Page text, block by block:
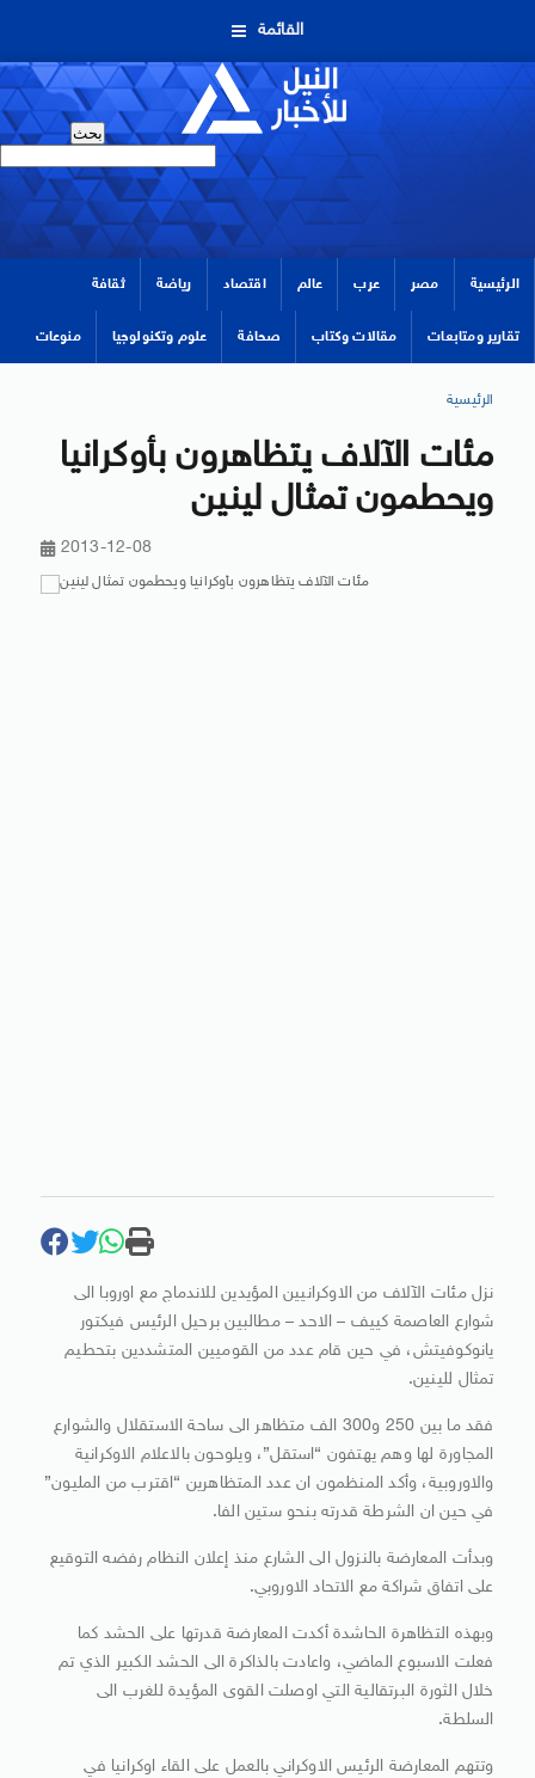
القائمة
الرئيسية مصر عرب عالم اقتصاد رياضة ثقافة
تقارير ومتابعات مقالات وكتاب صحافة علوم وتكنولوجيا منوعات
الرئيسية
مئات الآلاف يتظاهرون بأوكرانيا
ويحطمون تمثال لينين
2013-12-08
نزل مئات الآلاف من الاوكرانيين المؤيدين للاندماج مع اوروبا الى
شوارع العاصمة كييف – الاحد – مطالبين برحيل الرئيس فيكتور
يانوكوفيتش، في حين قام عدد من القوميين المتشددين بتحطيم
تمثال للينين.
فقد ما بين 250 و300 الف متظاهر الى ساحة الاستقلال والشوارع
المجاورة لها وهم يهتفون “استقل”، ويلوحون بالاعلام الاوكرانية
والاوروبية، وأكد المنظمون ان عدد المتظاهرين “اقترب من المليون”
في حين ان الشرطة قدرته بنحو ستين الفا.
وبدأت المعارضة بالنزول الى الشارع منذ إعلان النظام رفضه التوقيع
على اتفاق شراكة مع الاتحاد الاوروبي.
وبهذه التظاهرة الحاشدة أكدت المعارضة قدرتها على الحشد كما
فعلت الاسبوع الماضي، واعادت بالذاكرة الى الحشد الكبير الذي تم
خلال الثورة البرتقالية التي اوصلت القوى المؤيدة للغرب الى
السلطة.
وتتهم المعارضة الرئيس الاوكراني بالعمل على القاء اوكرانيا في